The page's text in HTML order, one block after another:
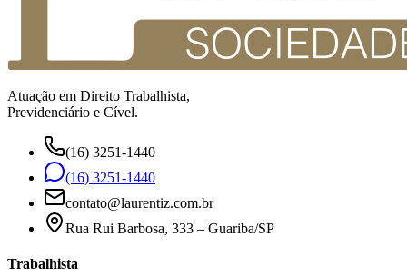
Atuação em Direito Trabalhista,
Previdenciário e Cível.
(16) 3251-1440
(16) 3251-1440
contato@laurentiz.com.br
Rua Rui Barbosa, 333 – Guariba/SP
Trabalhista